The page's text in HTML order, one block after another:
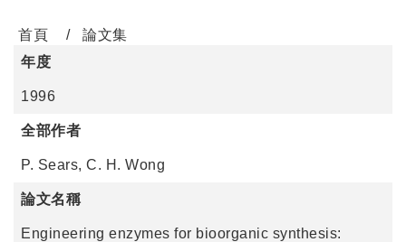
首頁
論文集
年度
1996
全部作者
P. Sears, C. H. Wong
論文名稱
Engineering enzymes for bioorganic synthesis: